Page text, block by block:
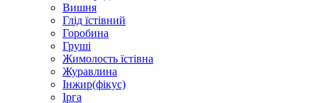
Вишня
Глід їстівний
Горобина
Груші
Жимолость їстівна
Журавлина
Інжир(фікус)
Ірга